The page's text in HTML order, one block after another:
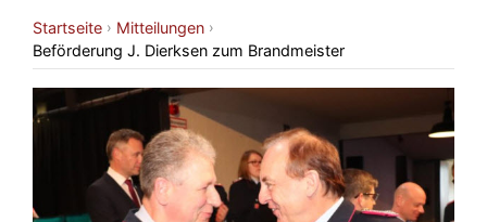
Startseite › Mitteilungen ›
Beförderung J. Dierksen zum Brandmeister